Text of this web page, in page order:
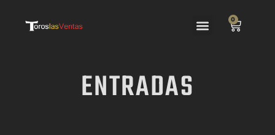
0
ENTRADAS